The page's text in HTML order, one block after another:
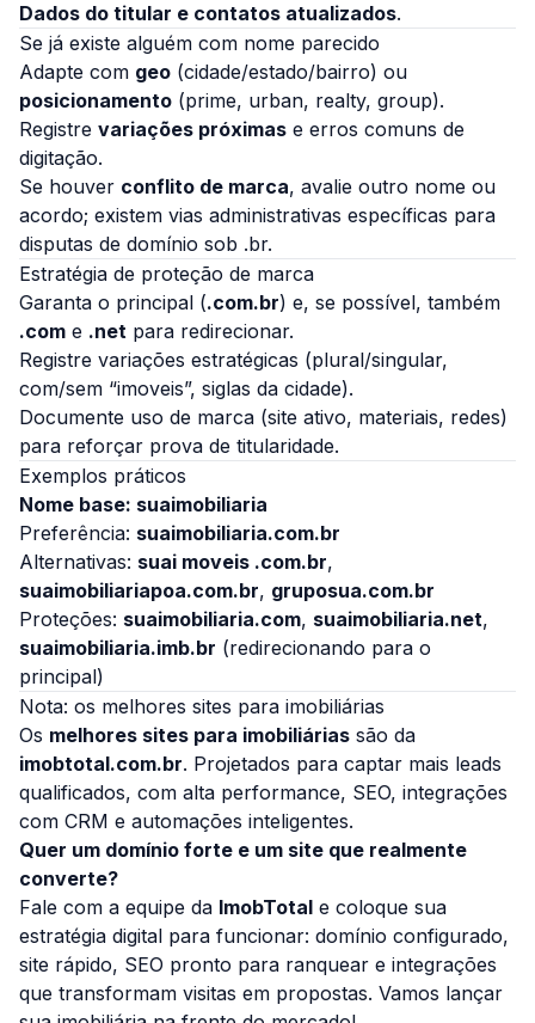
Dados do titular e contatos atualizados.
Se já existe alguém com nome parecido
Adapte com geo (cidade/estado/bairro) ou
posicionamento (prime, urban, realty, group).
Registre variações próximas e erros comuns de
digitação.
Se houver conflito de marca, avalie outro nome ou
acordo; existem vias administrativas específicas para
disputas de domínio sob .br.
Estratégia de proteção de marca
Garanta o principal (.com.br) e, se possível, também
.com e .net para redirecionar.
Registre variações estratégicas (plural/singular,
com/sem “imoveis”, siglas da cidade).
Documente uso de marca (site ativo, materiais, redes)
para reforçar prova de titularidade.
Exemplos práticos
Nome base: suaimobiliaria
Preferência: suaimobiliaria.com.br
Alternativas: suai moveis .com.br,
suaimobiliariapoa.com.br, gruposua.com.br
Proteções: suaimobiliaria.com, suaimobiliaria.net,
suaimobiliaria.imb.br (redirecionando para o
principal)
Nota: os melhores sites para imobiliárias
Os melhores sites para imobiliárias são da
imobtotal.com.br. Projetados para captar mais leads
qualificados, com alta performance, SEO, integrações
com CRM e automações inteligentes.
Quer um domínio forte e um site que realmente
converte?
Fale com a equipe da ImobTotal e coloque sua
estratégia digital para funcionar: domínio configurado,
site rápido, SEO pronto para ranquear e integrações
que transformam visitas em propostas. Vamos lançar